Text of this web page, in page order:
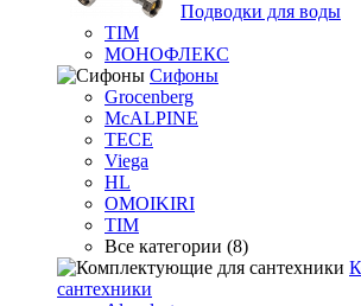
Подводки для воды
TIM
МОНОФЛЕКС
Сифоны
Grocenberg
McALPINE
TECE
Viega
HL
OMOIKIRI
TIM
Все категории (8)
сантехники